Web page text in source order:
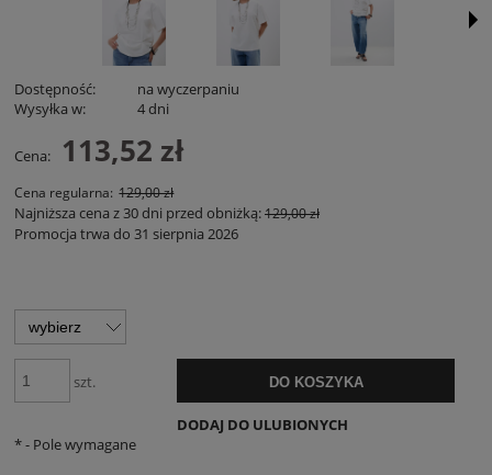
Dostępność:
na wyczerpaniu
Wysyłka w:
4 dni
Cena: 113,52 zł
Cena regularna: 129,00 zł
Najniższa cena z 30 dni przed obniżką:129,00 zł
Promocja trwa do 31 sierpnia 2026
szt. DO KOSZYKA
DODAJ DO ULUBIONYCH
*- Pole wymagane